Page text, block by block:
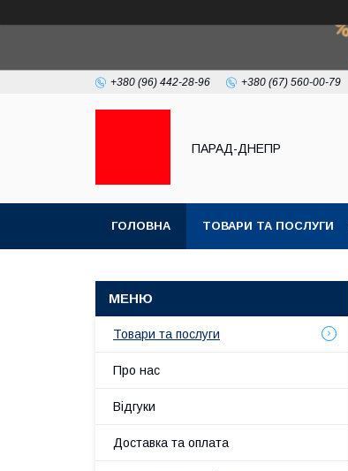
+380 (96) 442-28-96 +380 (67) 560-00-79
ПАРАД-ДНЕПР
ГОЛОВНА ТОВАРИ ТА ПОСЛУГИ
Товари та послуги
Про нас
Відгуки
Доставка та оплата